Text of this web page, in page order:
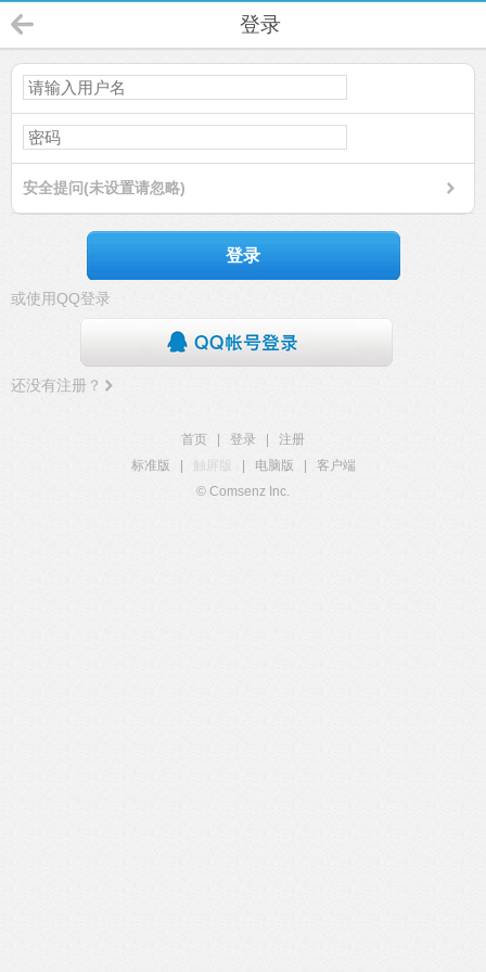
登录
安全提问(未设置请忽略)
登录
或使用QQ登录
还没有注册？
首页 登录
注册
标准版
触屏版 电脑版
客户端
© Comsenz Inc.